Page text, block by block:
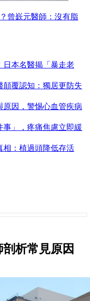
曾嶔元醫師：沒有脂
日本名醫揭「暴走老
顛覆認知：獨居更防失
原因，警惕心血管疾病
事」，疼痛焦慮立即緩
相：植過頭降低存活
析常見原因